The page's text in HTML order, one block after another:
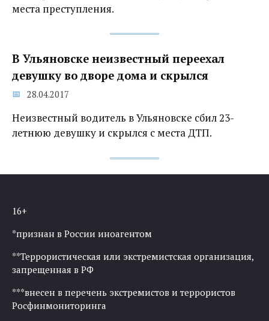
места преступления.
В Ульяновске неизвестный переехал
девушку во дворе дома и скрылся
28.04.2017
Неизвестный водитель в Ульяновске сбил 23-
летнюю девушку и скрылся с места ДТП.
16+
*признан в России иноагентом
**Террористическая или экстремистская организация,
запрещенная в РФ
***внесен в перечень экстремистов и террористов
Росфинмониторинга